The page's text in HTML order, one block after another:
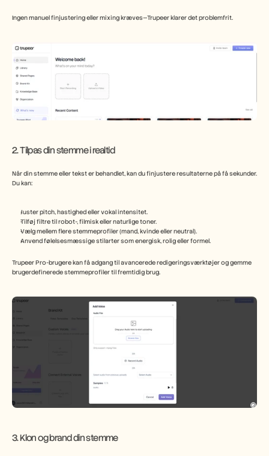
Ingen manuel finjustering eller mixing kræves—Trupeer klarer det problemfrit.
2. Tilpas din stemme i realtid
Når din stemme eller tekst er behandlet, kan du finjustere resultaterne på få sekunder.
Du kan:
Juster pitch, hastighed eller vokal intensitet.
Tilføj filtre til robot-, filmisk eller naturlige toner.
Vælg mellem flere stemmeprofiler (mand, kvinde eller neutral).
Anvend følelsesmæssige stilarter som energisk, rolig eller formel.
Trupeer Pro-brugere kan få adgang til avancerede redigeringsværktøjer og gemme
brugerdefinerede stemmeprofiler til fremtidig brug.
3. Klon og brand din stemme